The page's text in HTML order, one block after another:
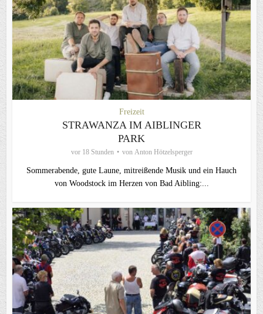
Freizeit
STRAWANZA IM AIBLINGER
PARK
vor 18 Stunden von Anton Hötzelsperger
Sommerabende, gute Laune, mitreißende Musik und ein Hauch
von Woodstock im Herzen von Bad Aibling:...